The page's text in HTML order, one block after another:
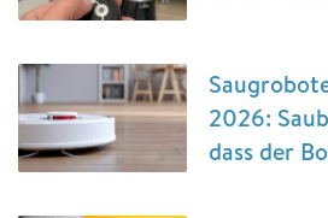
2026:
dass der